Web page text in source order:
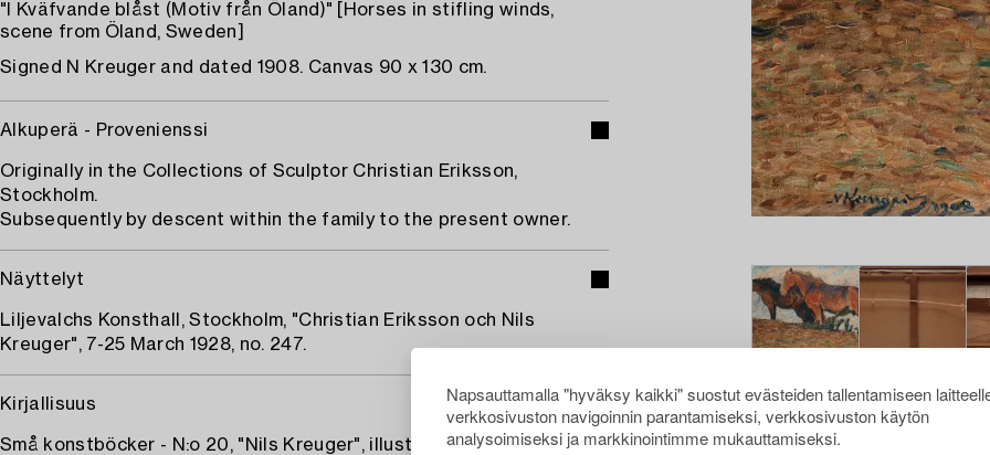
Napsauttamalla "hyväksy kaikki" suostut evästeiden tallentamiseen
verkkosivuston navigoinnin parantamiseksi, verkkosivuston käytön
analysoimiseksi ja markkinointimme mukauttamiseksi.
"I Kväfvande blåst (Motiv från Öland)" [Horses in stifling winds,
scene from Öland, Sweden]
Signed N Kreuger and dated 1908. Canvas 90 x 130 cm.
Alkuperä - Provenienssi
Originally in the Collections of Sculptor Christian Eriksson,
Stockholm.
Subsequently by descent within the family to the present owner.
Näyttelyt
Liljevalchs Konsthall, Stockholm, "Christian Eriksson och Nils
Kreuger", 7-25 March 1928, no. 247.
Kirjallisuus
Små konstböcker - N:o 20, "Nils Kreuger", illustrated full page.